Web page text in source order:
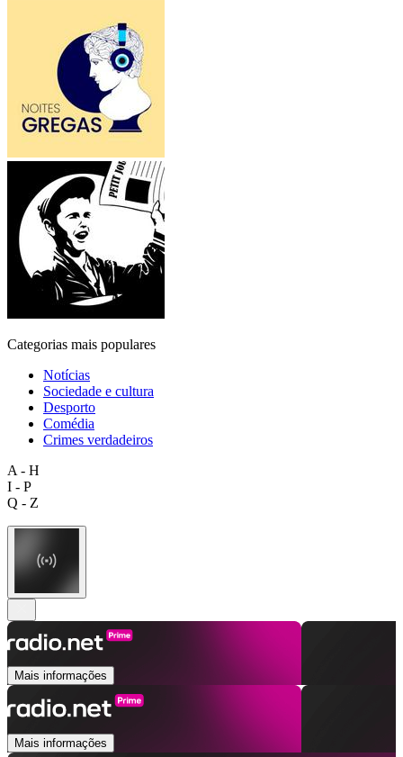
Categorias mais populares
Notícias
Sociedade e cultura
Desporto
Comédia
Crimes verdadeiros
A - H
I - P
Q - Z
Mais informações
Mais informações